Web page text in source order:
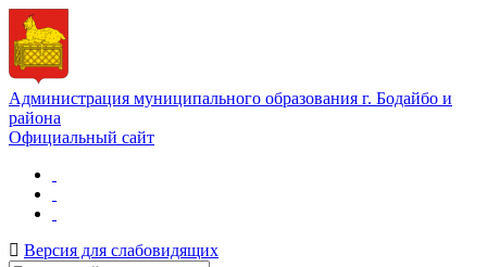
Администрация муниципального образования г. Бодайбо и
района
Официальный сайт
Версия для слабовидящих